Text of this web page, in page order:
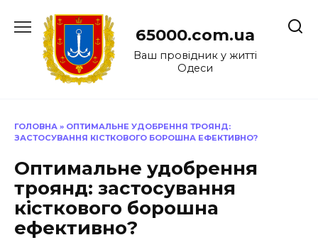
до
65000.com.ua
Ваш провідник у житті
Одеси
ГОЛОВНА » ОПТИМАЛЬНЕ УДОБРЕННЯ ТРОЯНД:
ЗАСТОСУВАННЯ КІСТКОВОГО БОРОШНА ЕФЕКТИВНО?
Оптимальне удобрення
троянд: застосування
кісткового борошна
ефективно?